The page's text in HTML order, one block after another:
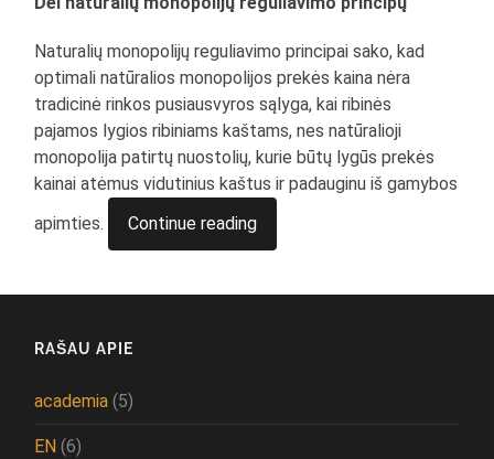
Naturalių monopolijų reguliavimo principai sako, kad
optimali natūralios monopolijos prekės kaina nėra
tradicinė rinkos pusiausvyros sąlyga, kai ribinės
pajamos lygios ribiniams kaštams, nes natūralioji
monopolija patirtų nuostolių, kurie būtų lygūs prekės
kainai atėmus vidutinius kaštus ir padauginu iš gamybos
apimties.
Continue reading
RAŠAU APIE
academia (5)
EN (6)